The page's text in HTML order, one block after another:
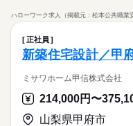
ハローワーク求人（掲載元：松本公共職業
正社員
新築住宅設計／甲
ミサワホーム甲信株式会社
山梨県甲府市